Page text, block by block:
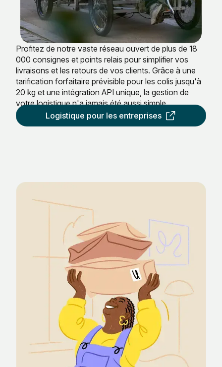
Profitez de notre vaste réseau ouvert de plus de 18
000 consignes et points relais pour simplifier vos
livraisons et les retours de vos clients. Grâce à une
tarification forfaitaire prévisible pour les colis jusqu'à
20 kg et une intégration API unique, la gestion de
votre logistique n'a jamais été aussi simple.
Logistique pour les entreprises